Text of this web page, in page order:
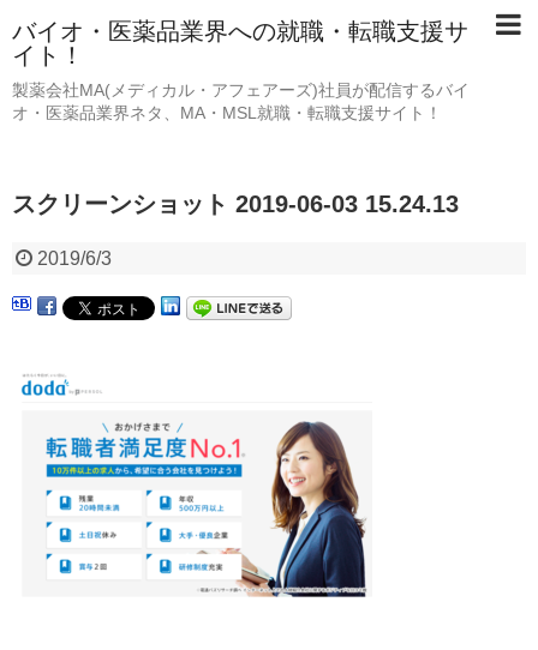
バイオ・医薬品業界への就職・転職支援サ
イト！
製薬会社MA(メディカル・アフェアーズ)社員が配信するバイ
オ・医薬品業界ネタ、MA・MSL就職・転職支援サイト！
スクリーンショット 2019-06-03 15.24.13
2019/6/3